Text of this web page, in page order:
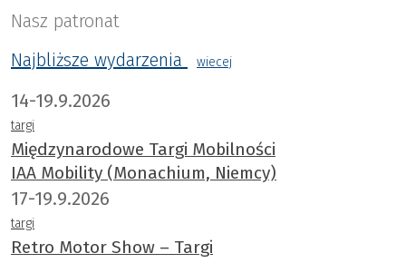
Nasz patronat
Najbliższe wydarzenia
wiecej
14-19.9.2026
targi
Międzynarodowe Targi Mobilności
IAA Mobility (Monachium, Niemcy)
17-19.9.2026
targi
Retro Motor Show – Targi